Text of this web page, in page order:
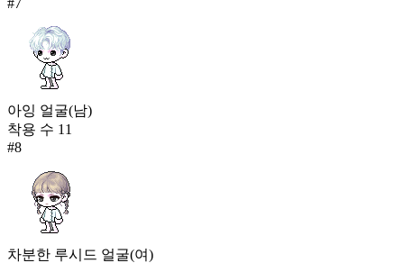
아잉 얼굴(남)
착용 수 11
#8
차분한 루시드 얼굴(여)